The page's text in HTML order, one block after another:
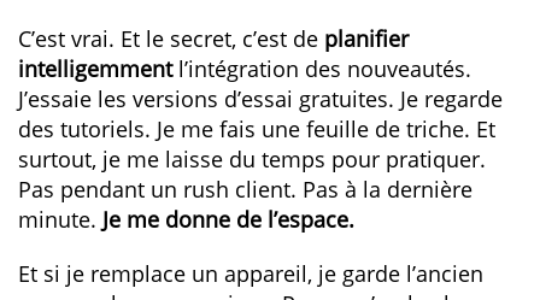
C’est vrai. Et le secret, c’est de planifier
intelligemmentl’intégration des nouveautés.
J’essaie les versions d’essai gratuites. Je regarde
des tutoriels. Je me fais une feuille de triche. Et
surtout, je me laisse du temps pour pratiquer.
Pas pendant un rush client. Pas à la dernière
minute. Je me donne de l’espace.
Et si je remplace un appareil, je garde l’ancien